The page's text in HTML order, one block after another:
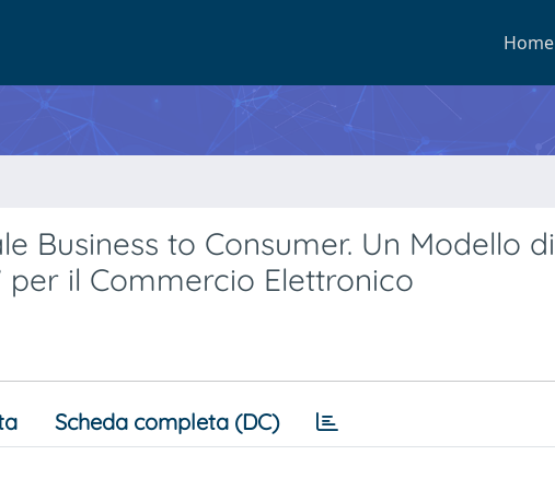
Home
Business to Consumer. Un Modello di
per il Commercio Elettronico
Scheda completa (DC)